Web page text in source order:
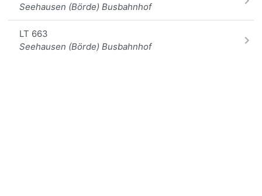
Seehausen (Börde) Busbahnhof
LT 663
Seehausen (Börde) Busbahnhof